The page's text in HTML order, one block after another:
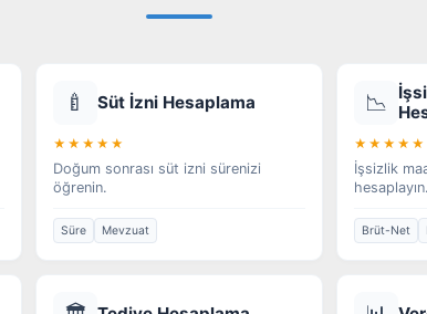
🍼 Süt İzni Hesaplama
★★★★★
Doğum sonrası süt izni sürenizi
öğrenin.
Süre Mevzuat
📉
★★★★★
İşsizlik
Brüt-Net